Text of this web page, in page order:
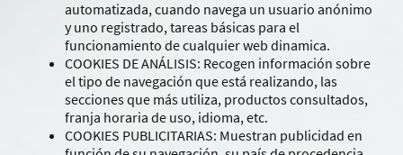
automatizada, cuando navega un usuario anónimo
y uno registrado, tareas básicas para el
funcionamiento de cualquier web dinamica.
COOKIES DE ANÁLISIS: Recogen información sobre
el tipo de navegación que está realizando, las
secciones que más utiliza, productos consultados,
franja horaria de uso, idioma, etc.
COOKIES PUBLICITARIAS: Muestran publicidad en